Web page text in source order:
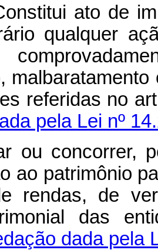
ato de
qualquer
referidas
pela Lei nº
ou concorrer,
ao patrimônio
rendas, de
das
dada pela